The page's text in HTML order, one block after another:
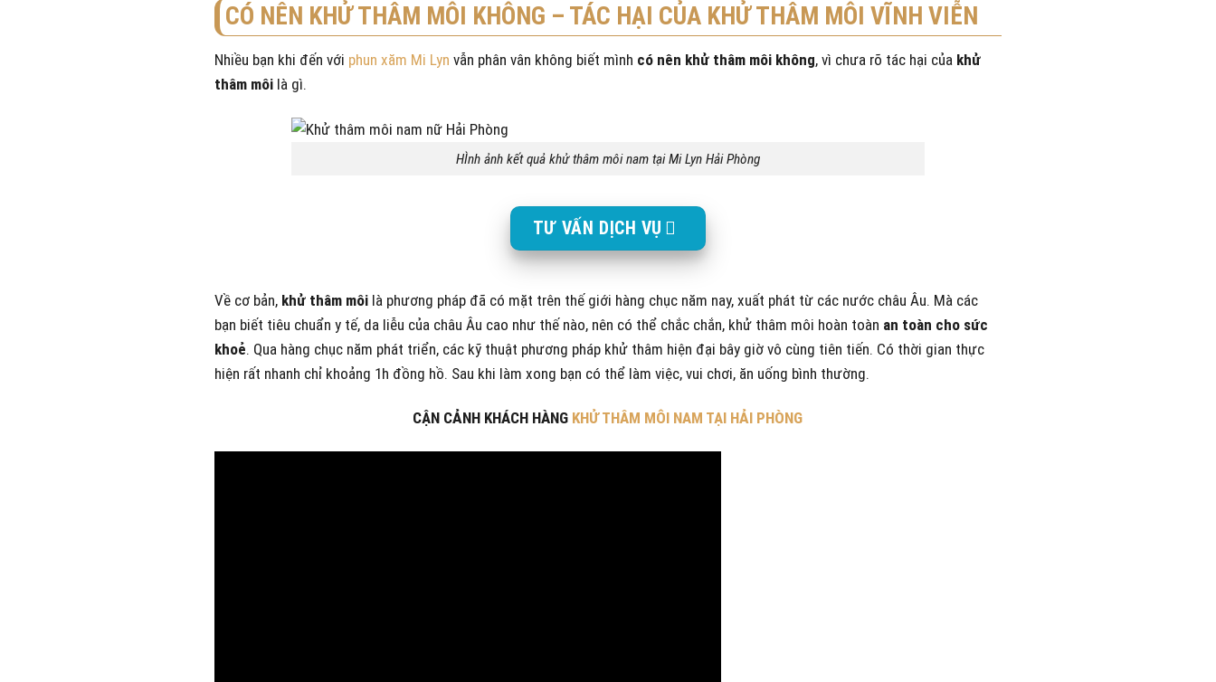
CÓ NÊN KHỬ THÂM MÔI KHÔNG – TÁC HẠI CỦA KHỬ THÂM MÔI VĨNH VIỄN
Nhiều bạn khi đến với phun xăm Mi Lyn vẫn phân vân không biết mình có nên khử thâm môi không, vì chưa rõ tác hại của khử
thâm môi là gì.
HÌnh ảnh kết quả khử thâm môi nam tại Mi Lyn Hải Phòng
TƯ VẤN DỊCH VỤ
Về cơ bản, khử thâm môi là phương pháp đã có mặt trên thế giới hàng chục năm nay, xuất phát từ các nước châu Âu. Mà các
bạn biết tiêu chuẩn y tế, da liễu của châu Âu cao như thế nào, nên có thể chắc chắn, khử thâm môi hoàn toàn an toàn cho sức
khoẻ. Qua hàng chục năm phát triển, các kỹ thuật phương pháp khử thâm hiện đại bây giờ vô cùng tiên tiến. Có thời gian thực
hiện rất nhanh chỉ khoảng 1h đồng hồ. Sau khi làm xong bạn có thể làm việc, vui chơi, ăn uống bình thường.
CẬN CẢNH KHÁCH HÀNG KHỬ THÂM MÔI NAM TẠI HẢI PHÒNG